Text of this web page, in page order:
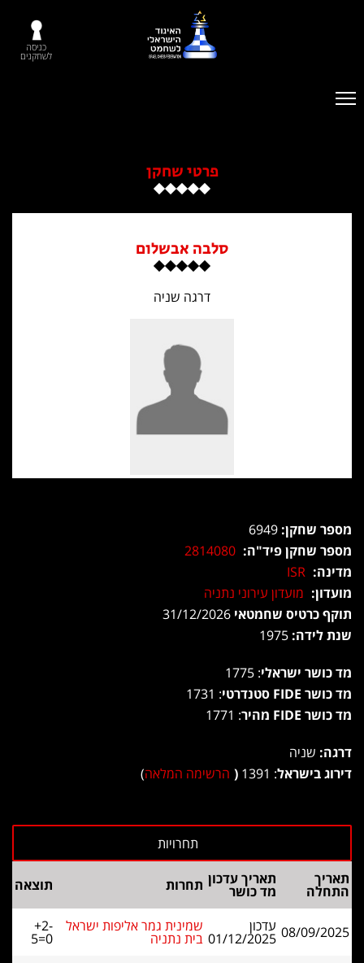
כניסה
לשחקנים
פרטי שחקן
סלבה אבשלום
דרגה שניה
מספר שחקן:
מספר שחקן פיד"ה: 2814080
מדינה: ISR
מועדון: מועדון עירוני נתניה
תוקף כרטיס שחמטאי
שנת לידה:
מד כושר ישראלי: 1775
מד כושר FIDE סטנדרטי
: 1731
מד כושר FIDE מהיר
: 1771
דרגה: שניה
דירוג בישראל: 1391
( הרשימה המלאה)
תאריך
התחלה
תאריך עדכון
מד כושר תחרות תוצאה
08/09/2025 עדכון
01/12/2025
שמינית גמר אליפות ישראל
בית נתניה
+2-
5=0